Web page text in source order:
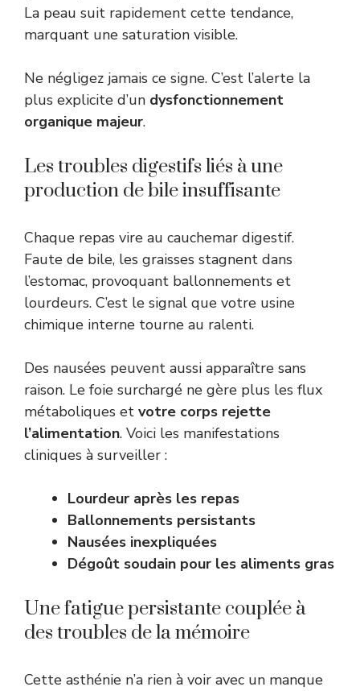
La peau suit rapidement cette tendance,
marquant une saturation visible.
Ne négligez jamais ce signe. C’est l’alerte la
plus explicite d’un dysfonctionnement
organique majeur.
Les troubles digestifs liés à une
production de bile insuffisante
Chaque repas vire au cauchemar digestif.
Faute de bile, les graisses stagnent dans
l’estomac, provoquant ballonnements et
lourdeurs. C’est le signal que votre usine
chimique interne tourne au ralenti.
Des nausées peuvent aussi apparaître sans
raison. Le foie surchargé ne gère plus les flux
métaboliques et votre corps rejette
l’alimentation. Voici les manifestations
cliniques à surveiller :
Lourdeur après les repas
Ballonnements persistants
Nausées inexpliquées
Dégoût soudain pour les aliments gras
Une fatigue persistante couplée à
des troubles de la mémoire
Cette asthénie n’a rien à voir avec un manque